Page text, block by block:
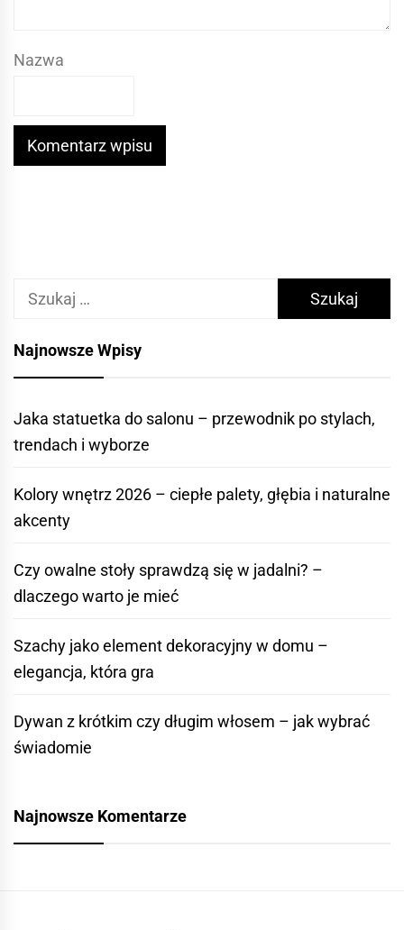
Nazwa
Szukaj:
Najnowsze Wpisy
Jaka statuetka do salonu – przewodnik po stylach,
trendach i wyborze
Kolory wnętrz 2026 – ciepłe palety, głębia i naturalne
akcenty
Czy owalne stoły sprawdzą się w jadalni? –
dlaczego warto je mieć
Szachy jako element dekoracyjny w domu –
elegancja, która gra
Dywan z krótkim czy długim włosem – jak wybrać
świadomie
Najnowsze Komentarze